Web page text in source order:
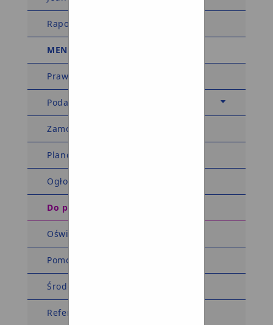
Raport o stanie gminy
MENU TEMATYCZNE
Prawo miejscowe
Podatki i opłaty
Zamówienia publiczne
Planowanie przestrzenne
Ogłoszenia i obwieszczenia
Do pobrania
Oświadczenia majątkowe
Pomoc społeczna
Środowiskowy Dom Samopomocy
Referat komunalny